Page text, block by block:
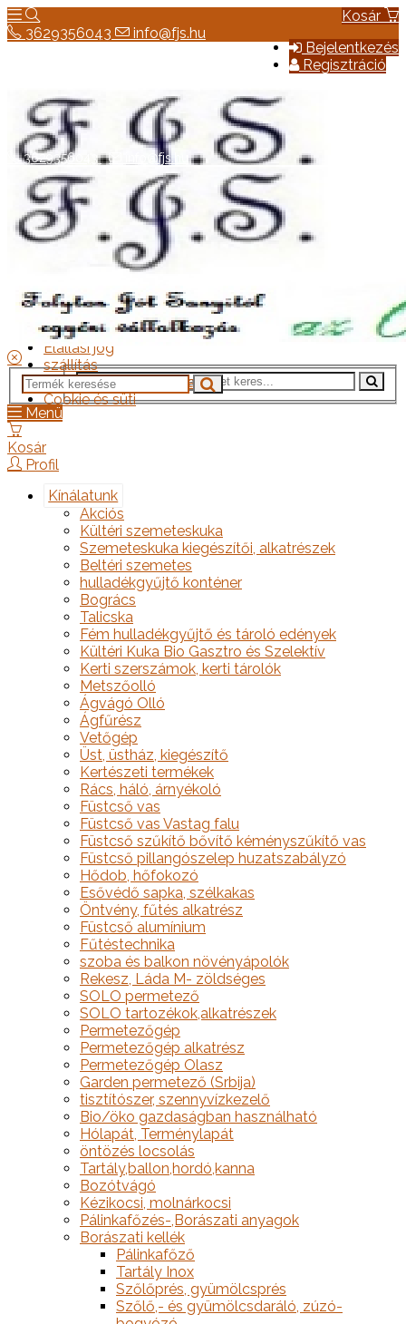
Kosár
Bejelentkezés
Regisztráció
3629356043 info@fjs.hu
Hírek
Elérhetőség
Általános szerződési feltételek
Elállási jog
szállítás
Adatkezelési tájékoztató
Cookie és süti
3629356043 info@fjs.hu
Menü
Kosár
Profil
Kínálatunk
Akciós
Kültéri szemeteskuka
Szemeteskuka kiegészítői, alkatrészek
Beltéri szemetes
hulladékgyűjtő konténer
Bogrács
Talicska
Fém hulladékgyűjtő és tároló edények
Kültéri Kuka Bio Gasztro és Szelektív
Kerti szerszámok, kerti tárolók
Metszőolló
Ágvágó Olló
Ágfűrész
Vetőgép
Üst, üstház, kiegészítő
Kertészeti termékek
Rács, háló, árnyékoló
Füstcső vas
Füstcső vas Vastag falu
Füstcső szűkítő bővítő kéményszűkítő vas
Füstcső pillangószelep huzatszabályzó
Hődob, hőfokozó
Esővédő sapka, szélkakas
Öntvény, fűtés alkatrész
Füstcső alumínium
Fűtéstechnika
szoba és balkon növényápolók
Rekesz, Láda M- zöldséges
SOLO permetező
SOLO tartozékok,alkatrészek
Permetezőgép
Permetezőgép alkatrész
Permetezőgép Olasz
Garden permetező (Srbija)
tisztítószer, szennyvízkezelő
Bio/öko gazdaságban használható
Hólapát, Terménylapát
öntözés locsolás
Tartály,ballon,hordó,kanna
Bozótvágó
Kézikocsi, molnárkocsi
Pálinkafőzés-,Borászati anyagok
Borászati kellék
Pálinkafőző
Tartály Inox
Szőlőprés, gyümölcsprés
Szőlő,- és gyümölcsdaráló, zúzó-